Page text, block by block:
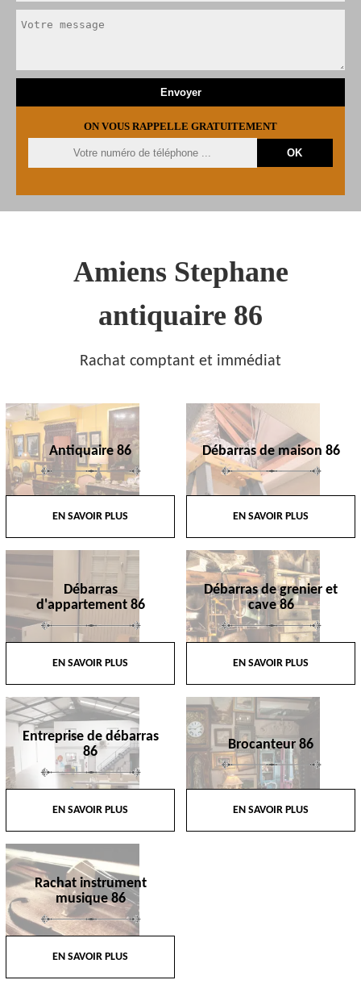
ON VOUS RAPPELLE GRATUITEMENT
Amiens Stephane
antiquaire 86
Rachat comptant et immédiat
Antiquaire 86
EN SAVOIR PLUS
Débarras de maison 86
EN SAVOIR PLUS
Débarras
d'appartement 86
EN SAVOIR PLUS
Débarras de grenier et
cave 86
EN SAVOIR PLUS
Entreprise de débarras
86
EN SAVOIR PLUS
Brocanteur 86
EN SAVOIR PLUS
Rachat instrument
musique 86
EN SAVOIR PLUS